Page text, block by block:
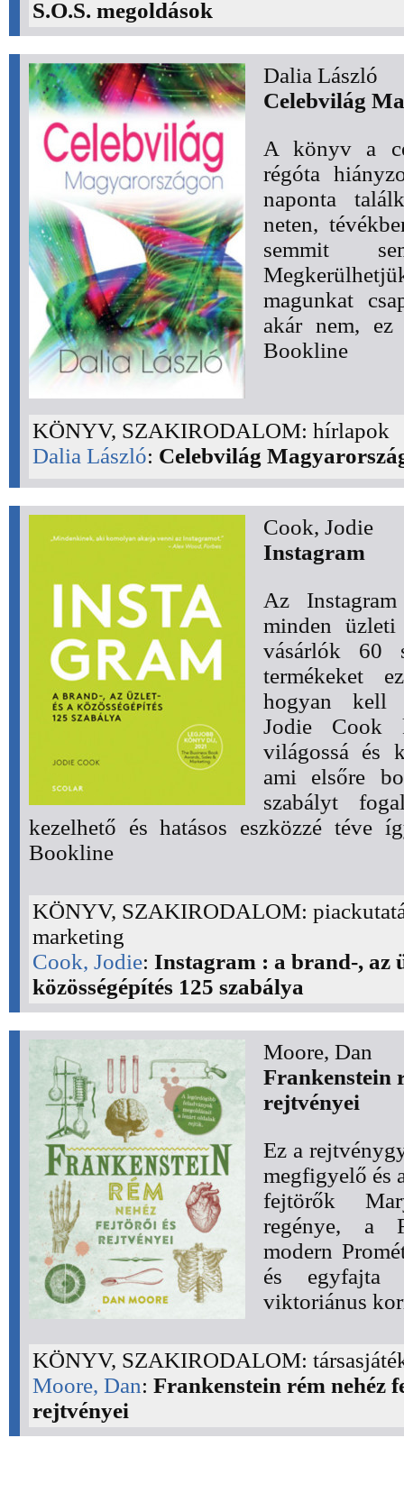
S.O.S. megoldások
Dalia László
Celebvilág
A könyv a
régóta
naponta
neten,
semmit
magunkat
akár nem,
Bookline
KÖNYV, SZAKIRODALOM: hírlapok
Dalia László: Celebvilág
Cook, Jodie
Instagram
Az
minden üzleti
vásárlók 60
termékeket
hogyan kell
Jodie Cook
világossá és
ami elsőre
szabályt
kezelhető és hatásos eszközzé téve
Bookline
KÖNYV, SZAKIRODALOM:
marketing
Cook, Jodie: Instagram : a brand-, az
közösségépítés 125 szabálya
Moore, Dan
Frankenstein
rejtvényei
Ez a
megfigyelő és
fejtörők
regénye, a
modern
és egyfajta
viktoriánus
KÖNYV, SZAKIRODALOM:
Moore, Dan: Frankenstein rém nehéz
rejtvényei